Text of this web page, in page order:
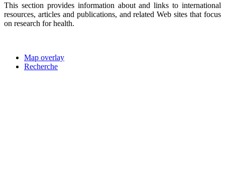
This section provides information about and links to international
resources, articles and publications, and related Web sites that focus
on research for health.
Map overlay
Recherche